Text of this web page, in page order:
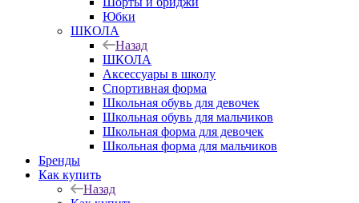
Юбки
ШКОЛА
Назад
ШКОЛА
Аксессуары в школу
Спортивная форма
Школьная обувь для девочек
Школьная обувь для мальчиков
Школьная форма для девочек
Школьная форма для мальчиков
Бренды
Как купить
Назад